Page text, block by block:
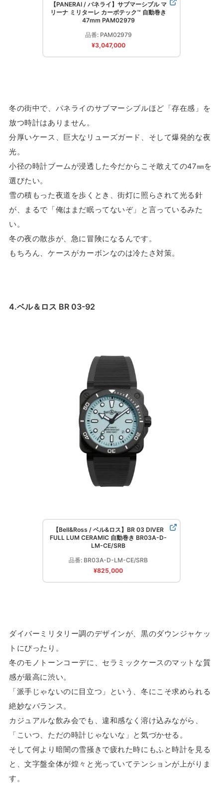
【PANERAI / パネライ】サブマーシブル マ
リーナ ミリターレ カーボテック™ 自動巻き
47mm PAM02979
品番: PAM02979
¥3,047,000
冬の街中で、パネライのサブマーシブルほど「存在感」を
放つ時計はありません。
分厚いケース、巨大なリューズガード、そして爆発的な夜
光。
小径の時計ブームが浸透した今だからこそ敢えての47㎜を
選びたい。
雪の積もった夜道を歩くとき、街灯に照らされて光る針
が、まるで「俺はまだ眠ってないぞ」と言っているみた
い。
冬の夜の散歩が、急に冒険になるんです。
もちろん、ケースがカーボンなのは冷たさ対策。
4.ベル＆ロス BR 03-92
【Bell&Ross / ベル&ロス】BR 03 DIVER
FULL LUM CERAMIC 自動巻き BR03A-D-
LM-CE/SRB
品番: BR03A-D-LM-CE/SRB
¥825,000
ダイバーミリタリー調のデザインが、黒のダウンジャケッ
トにぴったり。
冬のモノトーンコーデに、セラミックケースのマットな質
感が最高に渋い。
「派手じゃないのに目立つ」という、冬にこそ求められる
絶妙なバランス。
カジュアルな飲み会でも、違和感なく溶け込みながら、
「こいつ、ただの時計じゃないな」と気づかせる。
そして何より暗闇の雪掻きで疲れた時にもふと時計を見る
と、文字盤全体が煌々と光っていてテンションが上がりま
す。